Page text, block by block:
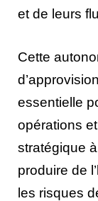
et de leurs
Cette
essentielle
opérations
stratégique
produire de
les risques